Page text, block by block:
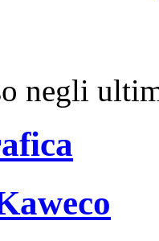
negli